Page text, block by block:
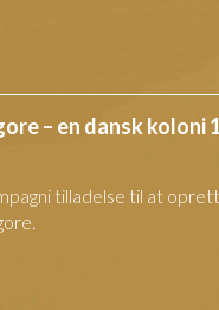
– en dansk koloni
tilladelse til at